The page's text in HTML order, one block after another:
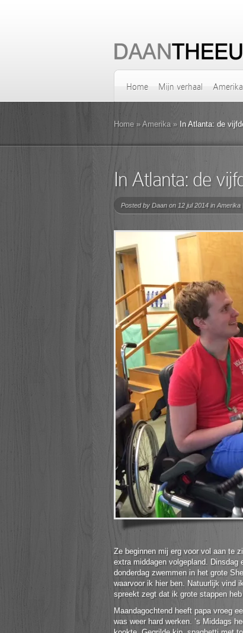
Home Mijn verhaal Amerika
Home » Amerika » In Atlanta: de
In Atlanta: de
Posted by Daan on 12 jul 2014 in Amerika
Ze beginnen mij erg voor vol aan te
extra middagen volgepland. Dinsdag
donderdag zwemmen in het grote
waarvoor ik hier ben. Natuurlijk vind
spreekt zegt dat ik grote stappen
Maandagochtend heeft papa vroeg
was weer hard werken. ’s Middags